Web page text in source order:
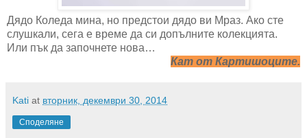
Дядо Коледа мина, но предстои дядо ви Мраз. Ако сте
слушкали, сега е време да си допълните колекцията.
Или пък да започнете нова…
Кат от Картишоците.
Kati at вторник, декември 30, 2014
Споделяне